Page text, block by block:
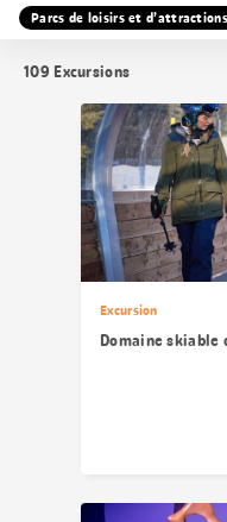
Parcs de loisirs et d’attractions
109 Excursions
Excursion
Domaine skiable